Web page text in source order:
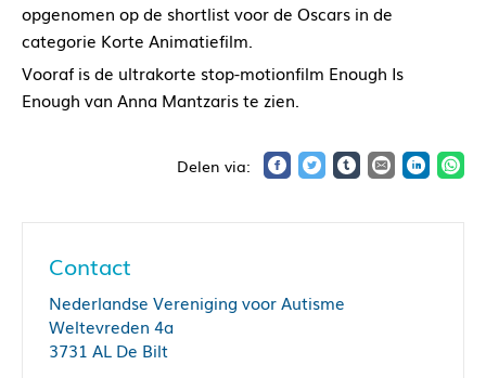
opgenomen op de shortlist voor de Oscars in de
categorie Korte Animatiefilm.
Vooraf is de ultrakorte stop-motionfilm Enough Is
Enough van Anna Mantzaris te zien.
Contact
Nederlandse Vereniging voor Autisme
Weltevreden 4a
3731 AL De Bilt